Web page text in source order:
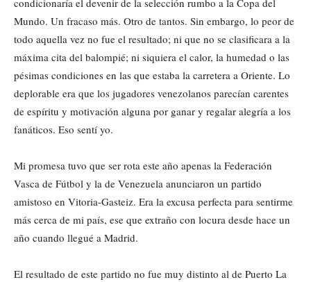
condicionaría el devenir de la selección rumbo a la Copa del
Mundo. Un fracaso más. Otro de tantos. Sin embargo, lo peor de
todo aquella vez no fue el resultado; ni que no se clasificara a la
máxima cita del balompié; ni siquiera el calor, la humedad o las
pésimas condiciones en las que estaba la carretera a Oriente. Lo
deplorable era que los jugadores venezolanos parecían carentes
de espíritu y motivación alguna por ganar y regalar alegría a los
fanáticos. Eso sentí yo.
Mi promesa tuvo que ser rota este año apenas la Federación
Vasca de Fútbol y la de Venezuela anunciaron un partido
amistoso en Vitoria-Gasteiz. Era la excusa perfecta para sentirme
más cerca de mi país, ese que extraño con locura desde hace un
año cuando llegué a Madrid.
El resultado de este partido no fue muy distinto al de Puerto La